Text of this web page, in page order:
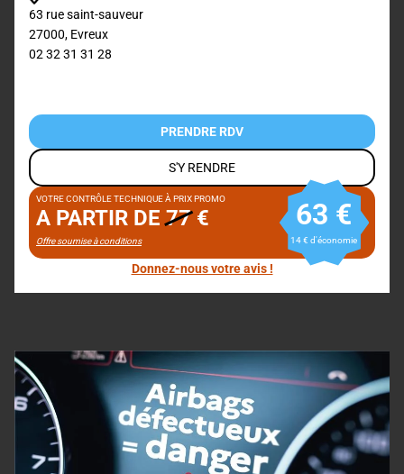
63 rue saint-sauveur
27000, Evreux
02 32 31 31 28
PRENDRE RDV
S'Y RENDRE
VOTRE CONTRÔLE TECHNIQUE À PRIX PROMO
A PARTIR DE77€
Offre soumise à conditions
63 €
14 € d'économie
Donnez-nous votre avis !